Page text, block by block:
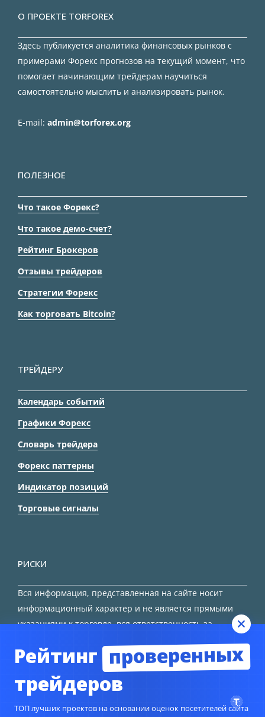
О ПРОЕКТЕ TORFOREX
Здесь публикуется аналитика финансовых рынков с
примерами Форекс прогнозов на текущий момент, что
помогает начинающим трейдерам научиться
самостоятельно мыслить и анализировать рынок.
E-mail: admin@torforex.org
ПОЛЕЗНОЕ
Что такое Форекс?
Что такое демо-счет?
Рейтинг Брокеров
Отзывы трейдеров
Стратегии Форекс
Как торговать Bitcoin?
ТРЕЙДЕРУ
Календарь событий
Графики Форекс
Словарь трейдера
Форекс паттерны
Индикатор позиций
Торговые сигналы
РИСКИ
Вся информация, представленная на сайте носит
информационный характер и не является прямыми
указаниями к торговле, вся ответственность за
Рейтинг проверенных
трейдеров
ТОП лучших проектов на основании оценок посетителей сайта